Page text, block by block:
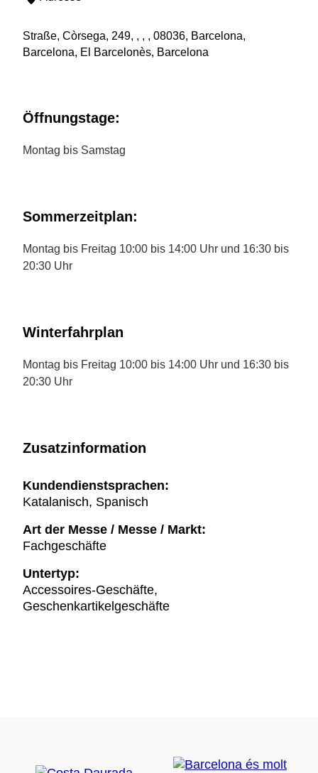
Straße, Còrsega, 249, , , , 08036, Barcelona,
Barcelona, El Barcelonès, Barcelona
Öffnungstage:
Montag bis Samstag
Sommerzeitplan:
Montag bis Freitag 10:00 bis 14:00 Uhr und 16:30 bis
20:30 Uhr
Winterfahrplan
Montag bis Freitag 10:00 bis 14:00 Uhr und 16:30 bis
20:30 Uhr
Zusatzinformation
Kundendienstsprachen:
Katalanisch, Spanisch
Art der Messe / Messe / Markt:
Fachgeschäfte
Untertyp:
Accessoires-Geschäfte,
Geschenkartikelgeschäfte